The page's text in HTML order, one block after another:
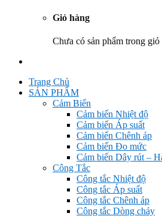
Giỏ hàng
Chưa có sản phẩm trong giỏ
Trang Chủ
SẢN PHẨM
Cảm Biến
Cảm biến Nhiệt độ
Cảm biến Áp suất
Cảm biến Chênh áp
Cảm biến Đo mức
Cảm biến Dây rút –
Công Tắc
Công tắc Nhiệt độ
Công tắc Áp suất
Công tắc Chênh áp
Công tắc Dòng chảy